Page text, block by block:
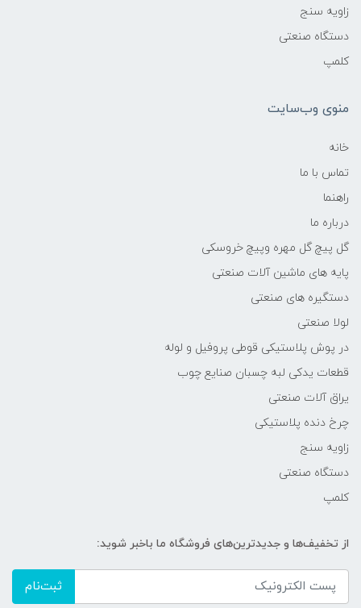
زاویه سنج
دستگاه صنعتی
کلمپ
منوی وب‌سایت
خانه
تماس با ما
راهنما
درباره ما
گل پیچ گل مهره وپیچ خروسکی
پایه های ماشین آلات صنعتی
دستگیره های صنعتی
لولا صنعتی
در پوش پلاستیکی قوطی پروفیل و لوله
قطعات یدکی لبه چسبان صنایع چوب
یراق آلات صنعتی
چرخ دنده پلاستیکی
زاویه سنج
دستگاه صنعتی
کلمپ
از تخفیف‌ها و جدیدترین‌های فروشگاه ما باخبر شوید:
ثبت‌نام